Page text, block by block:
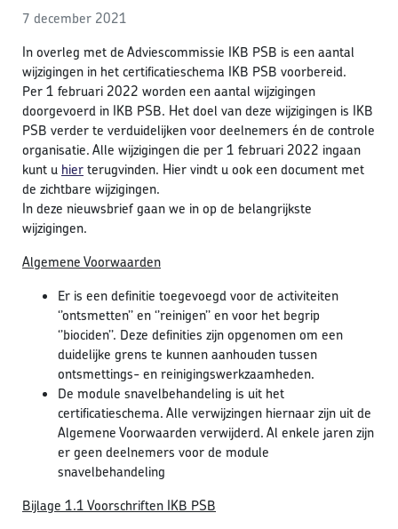
7 december 2021
In overleg met de Adviescommissie IKB PSB is een aantal
wijzigingen in het certificatieschema IKB PSB voorbereid.
Per 1 februari 2022 worden een aantal wijzigingen
doorgevoerd in IKB PSB. Het doel van deze wijzigingen is IKB
PSB verder te verduidelijken voor deelnemers én de controle
organisatie. Alle wijzigingen die per 1 februari 2022 ingaan
kunt u hierterugvinden. Hier vindt u ook een document met
de zichtbare wijzigingen.
In deze nieuwsbrief gaan we in op de belangrijkste
wijzigingen.
Algemene Voorwaarden
Er is een definitie toegevoegd voor de activiteiten
‘’ontsmetten’’ en ‘’reinigen’’ en voor het begrip
‘’biociden’’. Deze definities zijn opgenomen om een
duidelijke grens te kunnen aanhouden tussen
ontsmettings- en reinigingswerkzaamheden.
De module snavelbehandeling is uit het
certificatieschema. Alle verwijzingen hiernaar zijn uit de
Algemene Voorwaarden verwijderd. Al enkele jaren zijn
er geen deelnemers voor de module
snavelbehandeling
Bijlage 1.1 Voorschriften IKB PSB